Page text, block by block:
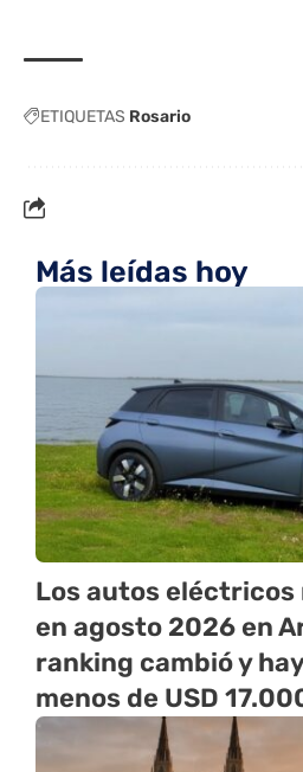
ETIQUETAS Rosario
Más leídas hoy
Los autos eléctricos
en agosto 2026 en
ranking cambió y
menos de USD